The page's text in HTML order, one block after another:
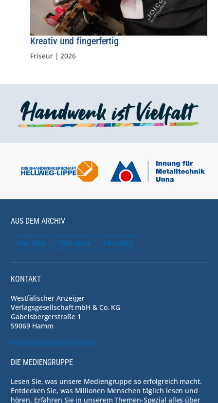
Kreativ und fingerfertig
Friseur|2026
AUS DEM ARCHIV
TBH 2025 TBH 2024 TBH 2023
KONTAKT
Westfälischer Anzeiger
Verlagsgesellschaft mbH & Co. KG
Gabelsbergerstraße 1
59069 Hamm
info@traumberufe-nrw.de
DIE MEDIENGRUPPE
Lesen Sie, was unsere Mediengruppe so erfolgreich macht.
Entdecken Sie, was Millionen Menschen täglich lesen und
hören. Erfahren Sie in unserem Themen-Spezial alles über